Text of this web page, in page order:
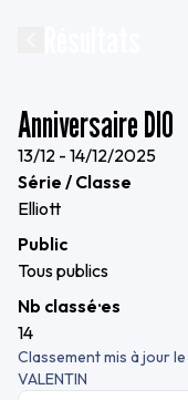
Anniversaire DIO
13/12 - 14/12/2025
Série / Classe
Elliott
Public
Tous publics
Nb classé·es
14
Classement mis à jour le
VALENTIN